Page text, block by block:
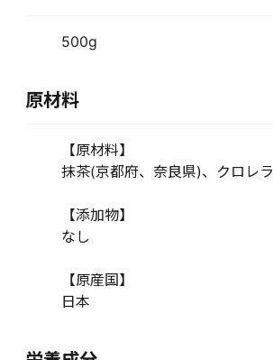
500g
原材料
【原材料】
抹茶(京都府、奈良県)、クロレラ
【添加物】
なし
【原産国】
日本